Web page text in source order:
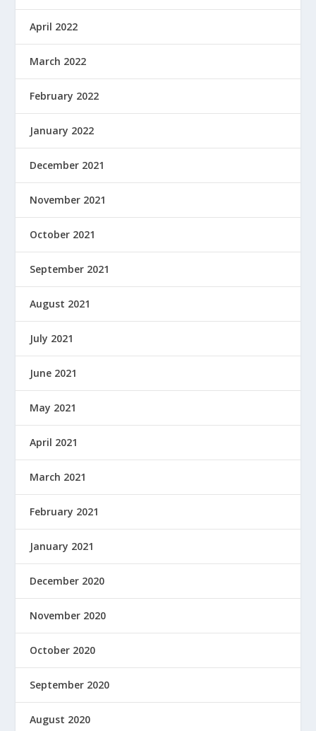
April 2022
March 2022
February 2022
January 2022
December 2021
November 2021
October 2021
September 2021
August 2021
July 2021
June 2021
May 2021
April 2021
March 2021
February 2021
January 2021
December 2020
November 2020
October 2020
September 2020
August 2020